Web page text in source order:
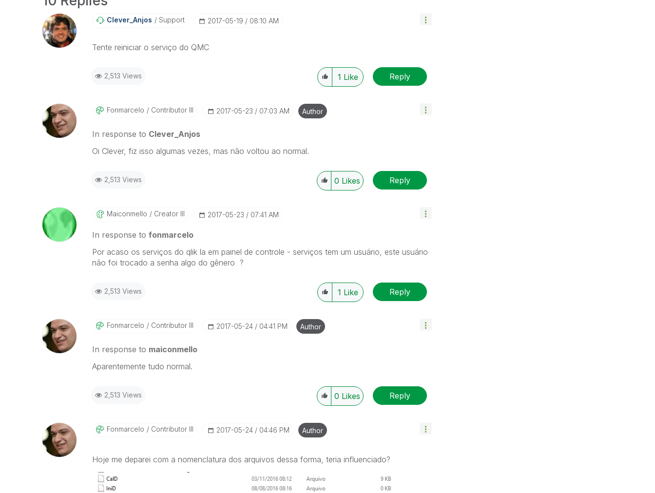
Clever_Anjos Support ‎2017-05-19 08:10 AM
Tente reiniciar o serviço do QMC
2,513 Views 1 Like Reply
Fonmarcelo Contributor III ‎2017-05-23 07:03 AM Author
In response to Clever_Anjos
Oi Clever, fiz isso algumas vezes, mas não voltou ao normal.
2,513 Views 0 Likes Reply
Maiconmello Creator III ‎2017-05-23 07:41 AM
In response to fonmarcelo
Por acaso os serviços do qlik la em painel de controle - serviços tem um usuário, este usuário
não foi trocado a senha algo do gênero ?
2,513 Views 1 Like Reply
Fonmarcelo Contributor III ‎2017-05-24 04:41 PM Author
In response to maiconmello
Aparentemente tudo normal.
2,513 Views 0 Likes Reply
Fonmarcelo Contributor III ‎2017-05-24 04:46 PM Author
Hoje me deparei com a nomenclatura dos arquivos dessa forma, teria influenciado?